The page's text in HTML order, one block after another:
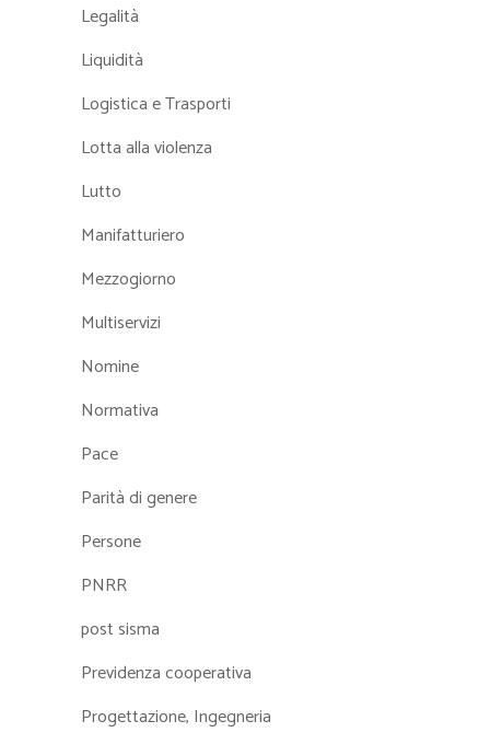
Legalità
Liquidità
Logistica e Trasporti
Lotta alla violenza
Lutto
Manifatturiero
Mezzogiorno
Multiservizi
Nomine
Normativa
Pace
Parità di genere
Persone
PNRR
post sisma
Previdenza cooperativa
Progettazione, Ingegneria